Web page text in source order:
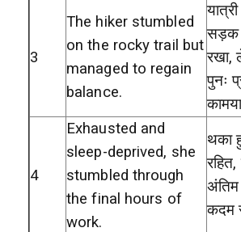
3
The hiker stumbled
on the rocky trail but
managed to regain
balance.
सड़क
रखा,
पुनः
4
Exhausted and
sleep-deprived, she
stumbled through
the final hours of
work.
थका
कदम